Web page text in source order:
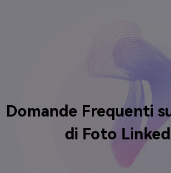
Domande Frequenti
di Foto